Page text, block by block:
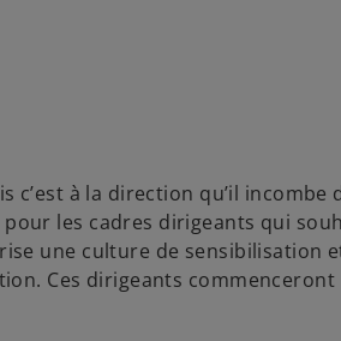
c’est à la direction qu’il incombe
les cadres dirigeants qui
une culture de sensibilisation
Ces dirigeants